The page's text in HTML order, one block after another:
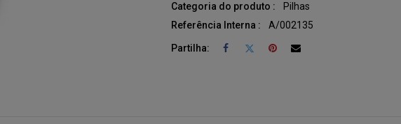
Categoria do produto :
Pilhas
Referência Interna :
A/002135
Partilha: